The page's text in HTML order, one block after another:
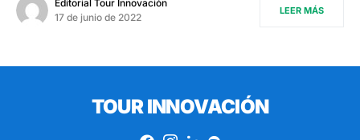
Editorial Tour Innovación
17 de junio de 2022
LEER MÁS
TOUR INNOVACIÓN